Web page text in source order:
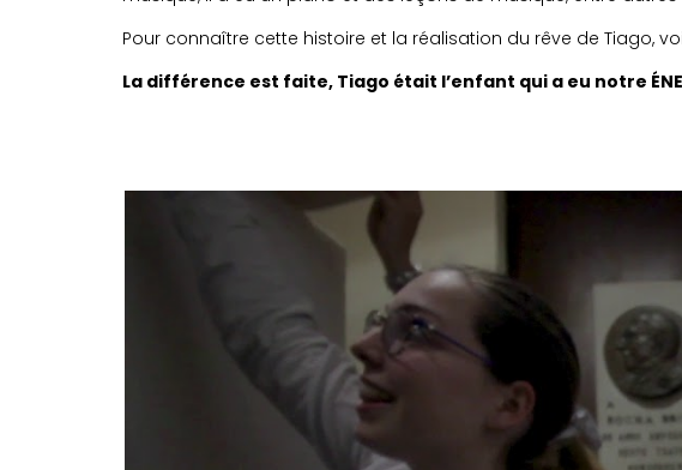
Pour connaître cette histoire et la réalisation du rêve de Tiago,
La différence est faite, Tiago était l’enfant qui a eu notre